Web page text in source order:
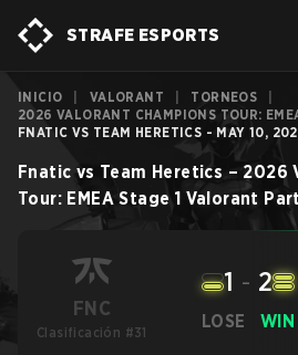
STRAFE ESPORTS
INICIO VALORANT TORNEOS
2026 VALORANT CHAMPIONS TOUR:
FNATIC VS TEAM HERETICS - MAY 10,
Fnatic vs Team Heretics– 2026
Tour: EMEA Stage 1 Valorant
FNC
Clasificación #31
LOSE
1 - 2
WIN